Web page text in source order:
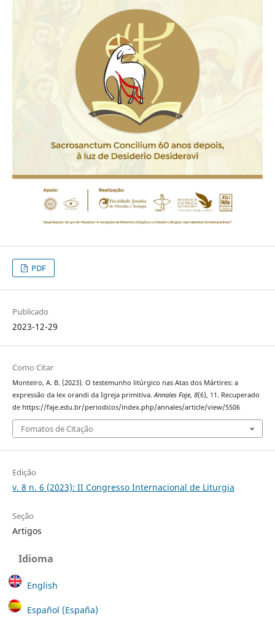
PDF
Publicado
2023-12-29
Como Citar
Monteiro, A. B. (2023). O testemunho litúrgico nas Atas dos Mártires: a
expressão da lex orandi da Igreja primitiva.Annales Faje, 8(6), 11. Recuperado
de https://faje.edu.br/periodicos/index.php/annales/article/view/5506
Fomatos de Citação
Edição
v. 8 n. 6 (2023): II Congresso Internacional de Liturgia
Seção
Artigos
Idioma
English
Español (España)